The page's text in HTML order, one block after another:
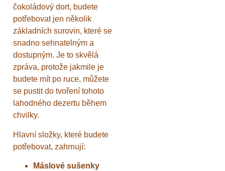
čokoládový dort, budete
potřebovat jen několik
základních surovin, které se
snadno sehnatelným a
dostupným. Je to skvělá
zpráva, protože jakmile je
budete mít po ruce, můžete
se pustit do tvoření tohoto
lahodného dezertu během
chvilky.
Hlavní složky, které budete
potřebovat, zahrnují:
Máslové sušenky